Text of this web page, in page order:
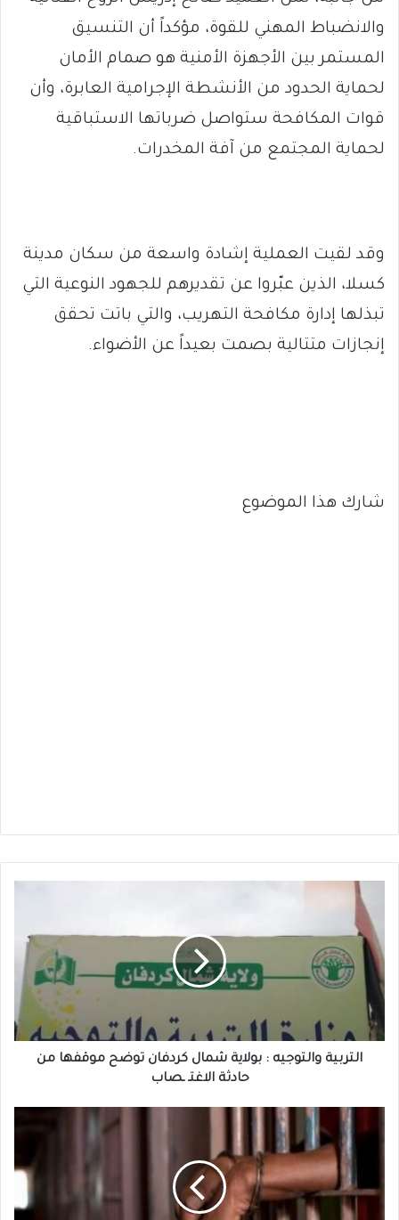
والانضباط المهني للقوة، مؤكداً أن التنسيق
المستمر بين الأجهزة الأمنية هو صمام الأمان
لحماية الحدود من الأنشطة الإجرامية العابرة، وأن
قوات المكافحة ستواصل ضرباتها الاستباقية
لحماية المجتمع من آفة المخدرات.
وقد لقيت العملية إشادة واسعة من سكان مدينة
كسلا، الذين عبّروا عن تقديرهم للجهود النوعية التي
تبذلها إدارة مكافحة التهريب، والتي باتت تحقق
إنجازات متتالية بصمت بعيداً عن الأضواء.
شارك هذا الموضوع
التربية
والتوجيه
بولاية
شمال
كردفان
توضح
موقفها
من
التربية والتوجيه : بولاية شمال كردفان توضح موقفها من
حادثة الاغتـ ـصاب
الحقيقة
قبضة